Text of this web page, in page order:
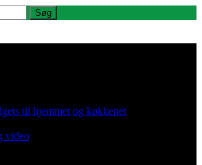
til hjemmet og køkkenet
video